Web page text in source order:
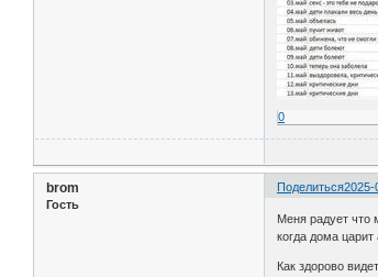
0
Поделиться2025-
brom
Гость
Меня радует что
когда дома
Как здорово